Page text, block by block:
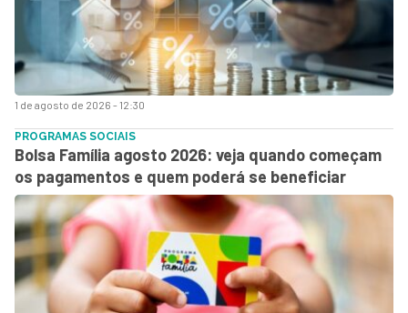
1 de agosto de 2026 - 12:30
PROGRAMAS SOCIAIS
Bolsa Família agosto 2026: veja quando começam
os pagamentos e quem poderá se beneficiar